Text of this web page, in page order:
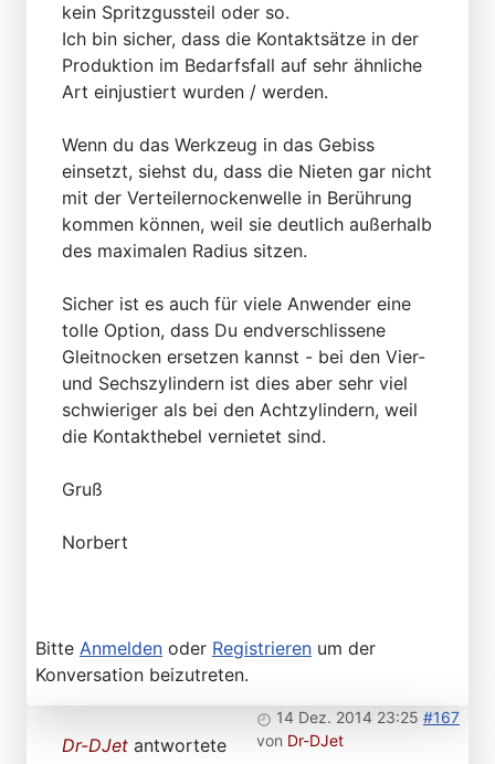
kein Spritzgussteil oder so.
Ich bin sicher, dass die Kontaktsätze in der
Produktion im Bedarfsfall auf sehr ähnliche
Art einjustiert wurden / werden.
Wenn du das Werkzeug in das Gebiss
einsetzt, siehst du, dass die Nieten gar nicht
mit der Verteilernockenwelle in Berührung
kommen können, weil sie deutlich außerhalb
des maximalen Radius sitzen.
Sicher ist es auch für viele Anwender eine
tolle Option, dass Du endverschlissene
Gleitnocken ersetzen kannst - bei den Vier-
und Sechszylindern ist dies aber sehr viel
schwieriger als bei den Achtzylindern, weil
die Kontakthebel vernietet sind.
Gruß
Norbert
Bitte Anmelden oder Registrieren um der
Konversation beizutreten.
14 Dez. 2014 23:25 #167
von Dr-DJet
Dr-DJet antwortete